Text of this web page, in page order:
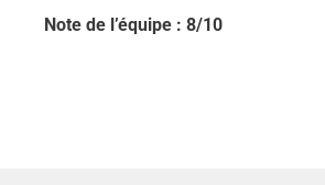
Note de l’équipe : 8/10